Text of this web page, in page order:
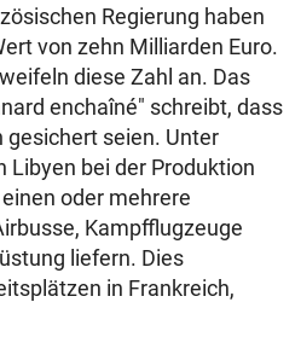
Regierung haben
von zehn Milliarden Euro.
diese Zahl an. Das
enchaîné" schreibt, dass
seien. Unter
Libyen bei der Produktion
oder mehrere
Kampfflugzeuge
liefern. Dies
in Frankreich,